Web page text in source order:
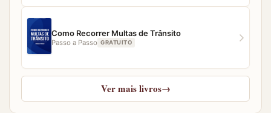
Como Recorrer Multas de Trânsito
Passo a Passo GRATUITO
Ver mais livros→